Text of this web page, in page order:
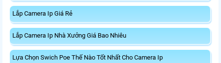
Lắp Camera Ip Giá Rẻ
Lắp Camera Ip Nhà Xưởng Giá Bao Nhiêu
Lựa Chọn Swich Poe Thế Nào Tốt Nhất Cho Camera Ip